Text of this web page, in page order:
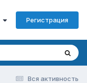
Регистрация
Вся активность